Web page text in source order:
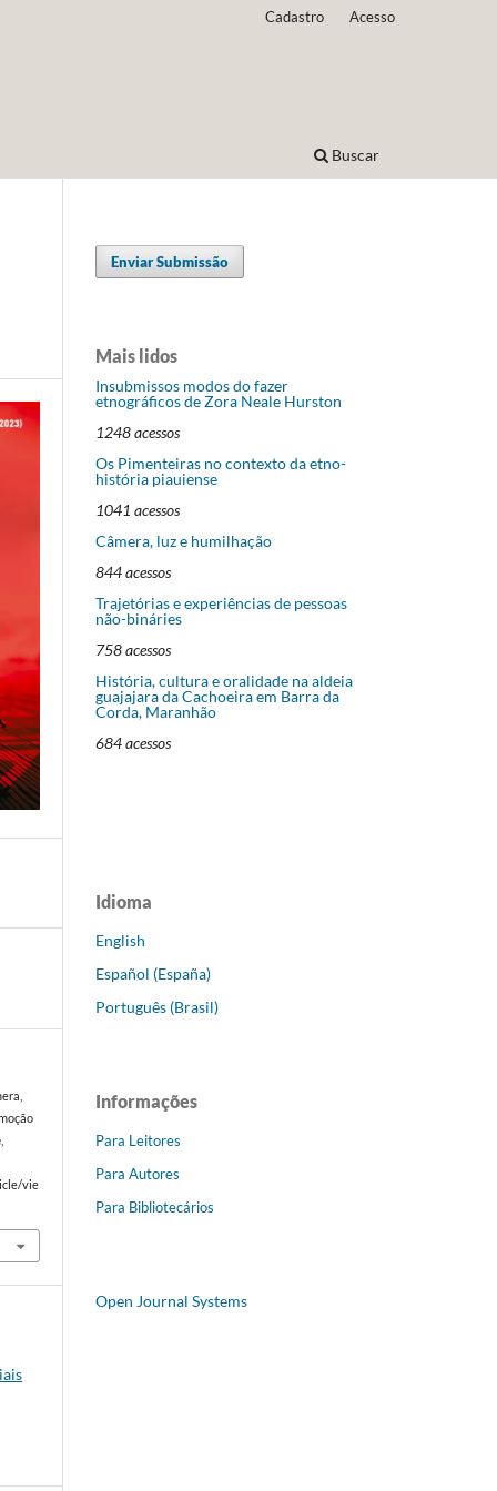
Buscar
Cadastro Acesso
vie
Enviar Submissão
Mais lidos
Insubmissos modos do fazer
etnográficos de Zora Neale Hurston
1248 acessos
Os Pimenteiras no contexto da etno-
história piauiense
1041 acessos
Câmera, luz e humilhação
844 acessos
Trajetórias e experiências de pessoas
não-bináries
758 acessos
História, cultura e oralidade na aldeia
guajajara da Cachoeira em Barra da
Corda, Maranhão
684 acessos
Idioma
English
Español (España)
Português (Brasil)
Informações
Para Leitores
Para Autores
Para Bibliotecários
Open Journal Systems